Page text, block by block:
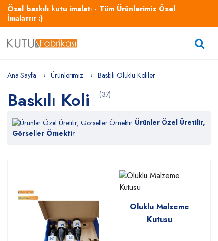
Özel baskılı kutu imalatı - Tüm Ürünlerimiz Özel
İmalattır :)
Ana Sayfa Ürünlerimiz Baskılı Oluklu Koliler
Baskılı Koli (37)
Ürünler Özel Üretilir,
Görseller Örnektir
Oluklu Malzeme
Kutusu